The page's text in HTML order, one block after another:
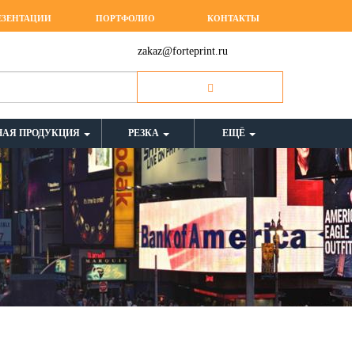
ПОРТФОЛИО КОНТАКТЫ
zakaz@forteprint.ru
ПРОДУКЦИЯ РЕЗКА ЕЩЁ